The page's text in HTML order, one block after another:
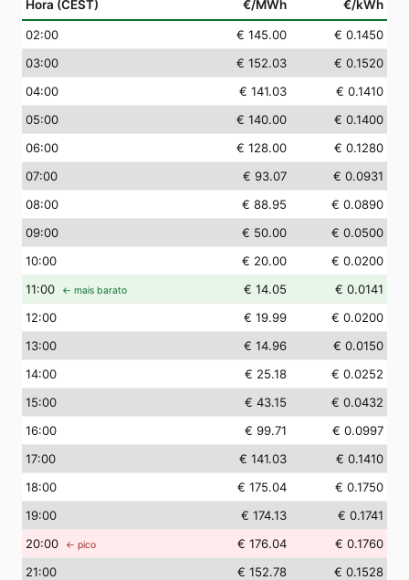
Hora (CEST) €/MWh €/kWh
02:00 € 145.00
€ 0.1450
03:00 € 152.03
€ 0.1520
04:00 € 141.03
€ 0.1410
05:00 € 140.00
€ 0.1400
06:00 € 128.00
€ 0.1280
07:00 € 93.07
€ 0.0931
08:00 € 88.95
€ 0.0890
09:00 € 50.00
€ 0.0500
10:00 € 20.00
€ 0.0200
11:00 ← mais barato € 14.05
€ 0.0141
12:00 € 19.99
€ 0.0200
13:00 € 14.96
€ 0.0150
14:00 € 25.18
€ 0.0252
15:00 € 43.15
€ 0.0432
16:00 € 99.71
€ 0.0997
17:00 € 141.03
€ 0.1410
18:00 € 175.04
€ 0.1750
19:00 € 174.13
€ 0.1741
20:00 ← pico € 176.04
€ 0.1760
21:00 € 152.78
€ 0.1528